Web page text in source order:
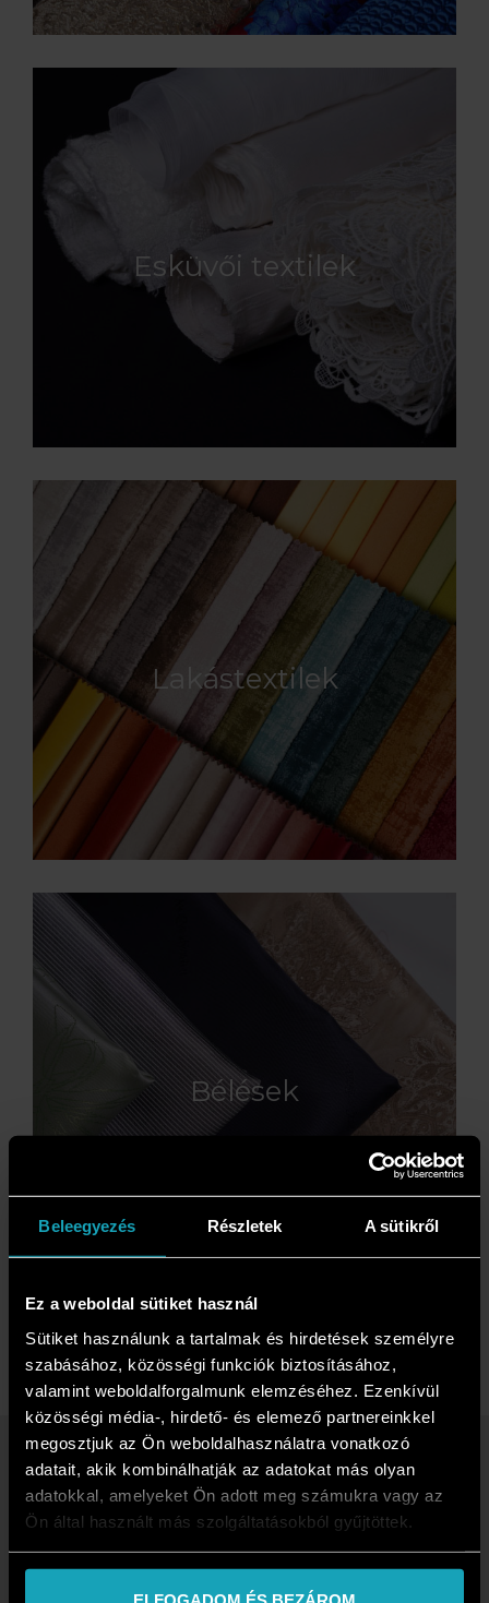
Beleegyezés Részletek A sütikről
Ez a weboldal sütiket használ
Sütiket használunk a tartalmak és hirdetések személyre
szabásához, közösségi funkciók biztosításához,
valamint weboldalforgalmunk elemzéséhez. Ezenkívül
közösségi média-, hirdető- és elemező partnereinkkel
megosztjuk az Ön weboldalhasználatra vonatkozó
adatait, akik kombinálhatják az adatokat más olyan
adatokkal, amelyeket Ön adott meg számukra vagy az
Ön által használt más szolgáltatásokból gyűjtöttek.
Esküvői textilek
Lakástextilek
Bélések
Több mint 30